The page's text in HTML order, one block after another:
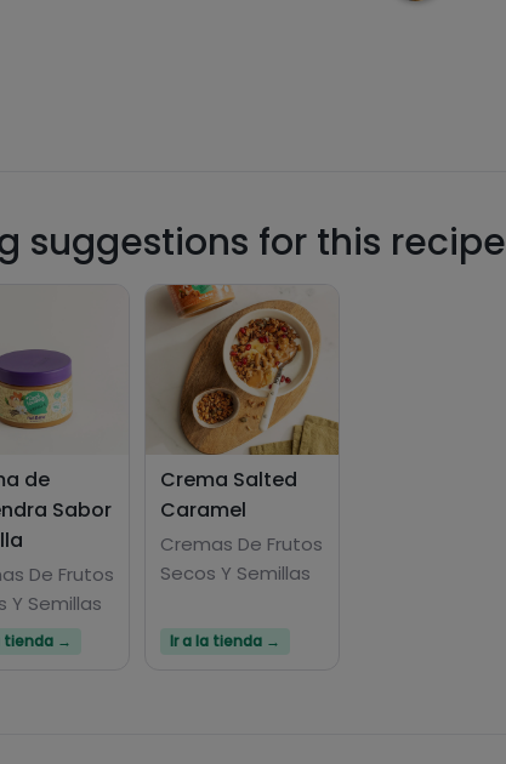
suggestions for this recipe
de
Sabor
De Frutos
Y Semillas
tienda →
Crema Salted
Caramel
Cremas De Frutos
Secos Y Semillas
Ir a la tienda →